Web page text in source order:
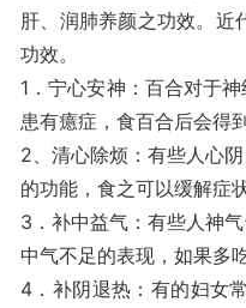
肝、润肺养颜之功效。近
功效。
1．宁心安神：百合对于
患有癔症，食百合后会得
2、清心除烦：有些人心
的功能，食之可以缓解症
3．补中益气：有些人神
中气不足的表现，如果多
4．补阴退热：有的妇女